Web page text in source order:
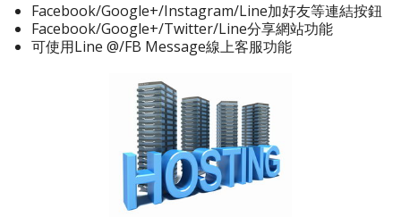
Facebook/Google+/Instagram/Line加好友等連結按鈕
Facebook/Google+/Twitter/Line分享網站功能
可使用Line @/FB Message線上客服功能